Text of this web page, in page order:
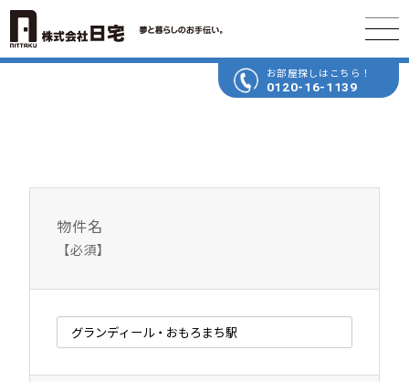
お部屋探しはこちら！
0120-16-1139
物件名
【必須】